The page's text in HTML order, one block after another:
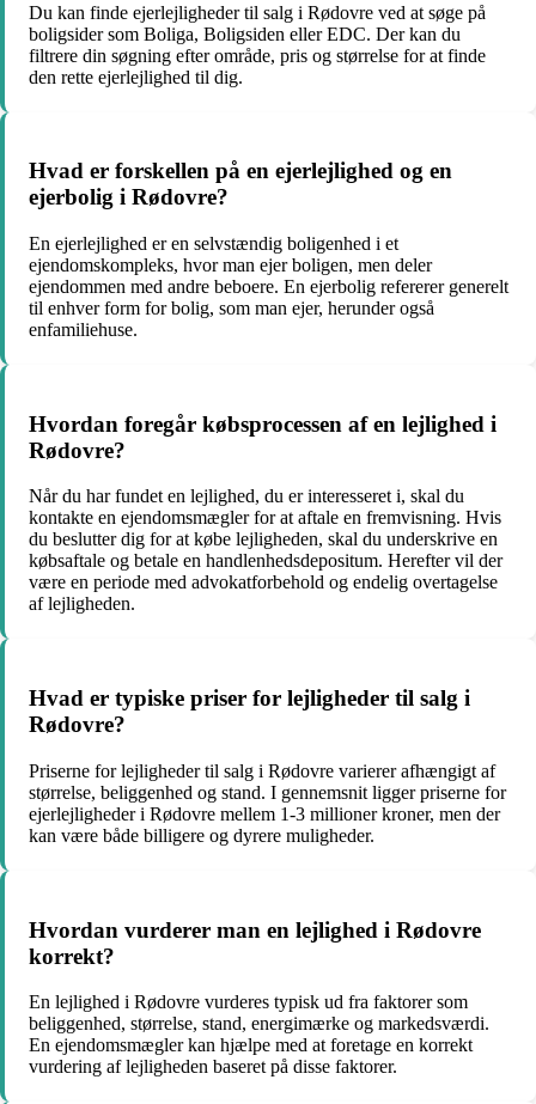
Du kan finde ejerlejligheder til salg i Rødovre ved at søge på
boligsider som Boliga, Boligsiden eller EDC. Der kan du
filtrere din søgning efter område, pris og størrelse for at finde
den rette ejerlejlighed til dig.
Hvad er forskellen på en ejerlejlighed og en
ejerbolig i Rødovre?
En ejerlejlighed er en selvstændig boligenhed i et
ejendomskompleks, hvor man ejer boligen, men deler
ejendommen med andre beboere. En ejerbolig refererer generelt
til enhver form for bolig, som man ejer, herunder også
enfamiliehuse.
Hvordan foregår købsprocessen af en lejlighed i
Rødovre?
Når du har fundet en lejlighed, du er interesseret i, skal du
kontakte en ejendomsmægler for at aftale en fremvisning. Hvis
du beslutter dig for at købe lejligheden, skal du underskrive en
købsaftale og betale en handlenhedsdepositum. Herefter vil der
være en periode med advokatforbehold og endelig overtagelse
af lejligheden.
Hvad er typiske priser for lejligheder til salg i
Rødovre?
Priserne for lejligheder til salg i Rødovre varierer afhængigt af
størrelse, beliggenhed og stand. I gennemsnit ligger priserne for
ejerlejligheder i Rødovre mellem 1-3 millioner kroner, men der
kan være både billigere og dyrere muligheder.
Hvordan vurderer man en lejlighed i Rødovre
korrekt?
En lejlighed i Rødovre vurderes typisk ud fra faktorer som
beliggenhed, størrelse, stand, energimærke og markedsværdi.
En ejendomsmægler kan hjælpe med at foretage en korrekt
vurdering af lejligheden baseret på disse faktorer.